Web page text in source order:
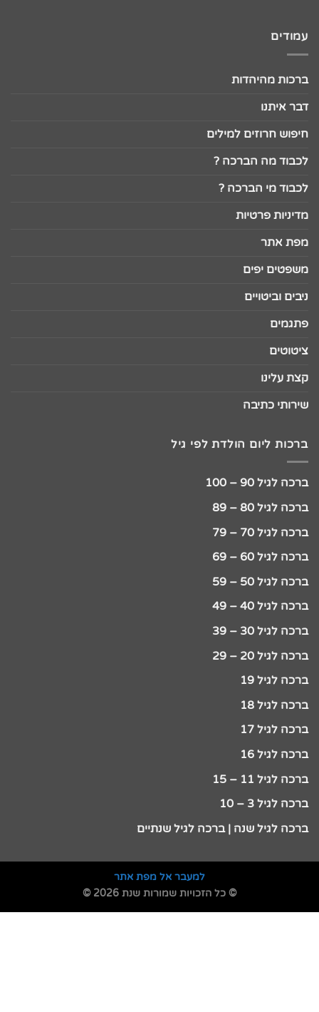
עמודים
ברכות מהיהדות
דבר איתנו
חיפוש חרוזים למילים
לכבוד מה הברכה ?
לכבוד מי הברכה ?
מדיניות פרטיות
מפת אתר
משפטים יפים
ניבים וביטויים
פתגמים
ציטוטים
קצת עלינו
שירותי כתיבה
ברכות ליום הולדת לפי גיל
ברכה לגיל 90 – 100
ברכה לגיל 80 – 89
ברכה לגיל 70 – 79
ברכה לגיל 60 – 69
ברכה לגיל 50 – 59
ברכה לגיל 40 – 49
ברכה לגיל 30 – 39
ברכה לגיל 20 – 29
ברכה לגיל 19
ברכה לגיל 18
ברכה לגיל 17
ברכה לגיל 16
ברכה לגיל 11 – 15
ברכה לגיל 3 – 10
ברכה לגיל שנה | ברכה לגיל שנתיים
למעבר אל מפת אתר
© כל הזכויות שמורות שנת 2026 ©